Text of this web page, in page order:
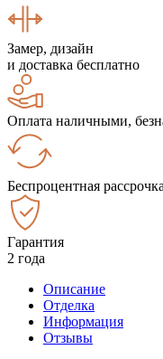
Замер, дизайн
и доставка бесплатно
Оплата наличными,
Беспроцентная рассрочка
Гарантия
2 года
Описание
Отделка
Информация
Отзывы